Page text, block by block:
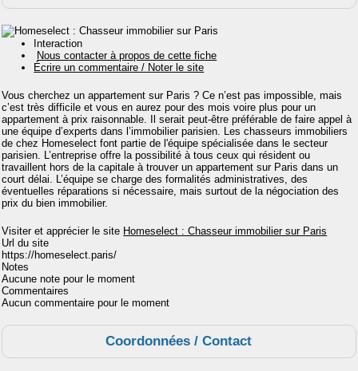
Interaction
Nous contacter à propos de cette fiche
Écrire un commentaire / Noter le site
Vous cherchez un appartement sur Paris ? Ce n’est pas impossible, mais
c’est très difficile et vous en aurez pour des mois voire plus pour un
appartement à prix raisonnable. Il seraitpeut-être préférable de faire appel à
une équipe d’experts dans l’immobilier parisien. Les chasseurs immobiliers
de chez Homeselect font partie de l'équipe spécialisée dans le secteur
parisien. L’entreprise offre la possibilité à tous ceux qui résident ou
travaillent hors de la capitaleàtrouver un appartement sur Paris dans un
court délai. L’équipe se charge des formalités administratives, des
éventuelles réparations si nécessaire, mais surtout de la négociation des
prix du bien immobilier.
Visiter et apprécier le site Homeselect : Chasseur immobilier sur Paris
Url du site
https://homeselect.paris/
Notes
Aucune note pour le moment
Commentaires
Aucun commentaire pour le moment
Coordonnées / Contact